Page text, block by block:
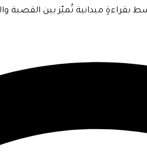
بقراءةٍ ميدانية تُميّز بين القصبة